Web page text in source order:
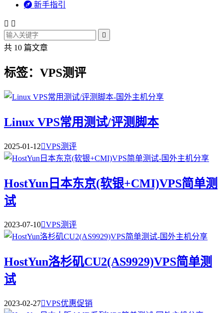
 新手指引
 

共 10 篇文章
标签：VPS测评
Linux VPS常用测试/评测脚本
2025-01-12VPS测评
HostYun日本东京(软银+CMI)VPS简单测
试
2023-07-10VPS测评
HostYun洛杉矶CU2(AS9929)VPS简单测
试
2023-02-27VPS优惠促销